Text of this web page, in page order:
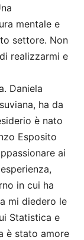
mentale e
settore. Non
realizzarmi e
Daniela
ha da
è nato
Esposito
ai
in cui ha
mi diedero le
Statistica e
è stato amore